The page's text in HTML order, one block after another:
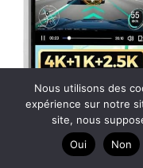
Nous utilisons des
expérience sur notre
site, nous
Oui
Non